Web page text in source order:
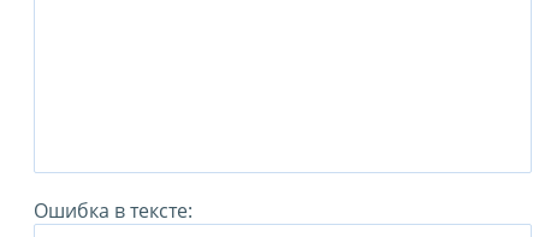
Ошибка в тексте: